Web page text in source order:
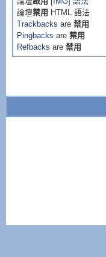
論壇禁用 HTML 語法
Trackbacks are 禁用
Pingbacks are 禁用
Refbacks are 禁用